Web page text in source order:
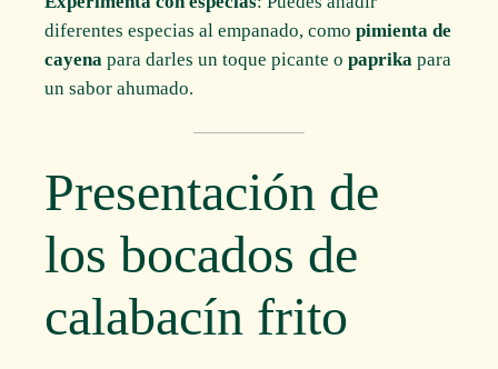
diferentes especias al empanado, comopimienta de
cayena para darles un toque picante opaprika para
un sabor ahumado.
Presentación de
los bocados de
calabacín frito